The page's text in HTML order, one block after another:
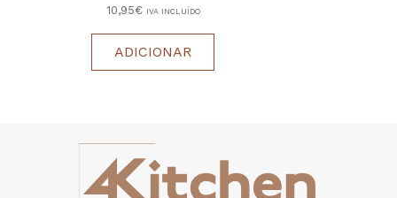
10,95€ IVA INCLUÍDO
ADICIONAR